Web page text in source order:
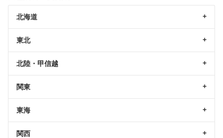
北海道
東北
北陸・甲信越
関東
東海
関西